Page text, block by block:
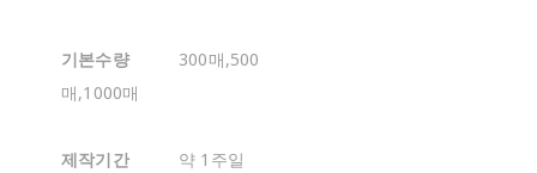
기본수량
300매,500
매,1000매
제작기간 약 1주일